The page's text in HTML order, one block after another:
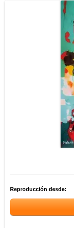
Reproducción desde: